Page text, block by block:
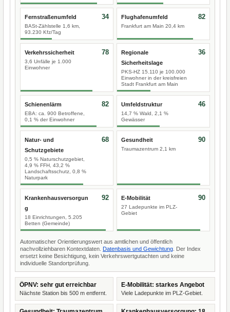
Fernstraßenumfeld
BASt-Zählstelle 1,6 km,
93.230 Kfz/Tag
34 Flughafenumfeld
Frankfurt am Main 20,4 km
82
Verkehrssicherheit
3,6 Unfälle je 1.000
Einwohner
78
Regionale
Sicherheitslage
PKS-HZ 15.110 je 100.000
Einwohner in der kreisfreien
Stadt Frankfurt am Main
36
Schienenlärm
EBA: ca. 900 Betroffene,
0,1 % der Einwohner
82 Umfeldstruktur
14,7 % Wald, 2,1 %
Gewässer
46
Natur- und
Schutzgebiete
0,5 % Naturschutzgebiet,
4,9 % FFH, 43,2 %
Landschaftsschutz, 0,8 %
Naturpark
68 Gesundheit
Traumazentrum 2,1 km
90
Krankenhausversorgun
g
18 Einrichtungen, 5.205
Betten (Gemeinde)
92 E-Mobilität
27 Ladepunkte im PLZ-
Gebiet
90
Automatischer Orientierungswert aus amtlichen und öffentlich
nachvollziehbaren Kontextdaten. Datenbasis und Gewichtung . Der Index
ersetzt keine Besichtigung, kein Verkehrswertgutachten und keine
individuelle Standortprüfung.
ÖPNV: sehr gut erreichbar
Nächste Station bis 500 m entfernt.
E-Mobilität: starkes Angebot
Viele Ladepunkte im PLZ-Gebiet.